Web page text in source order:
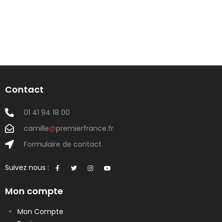
Contact
01 41 94 18 00
camille@premierfrance.fr
Formulaire de contact
Suivez nous :
Mon compte
Mon Compte